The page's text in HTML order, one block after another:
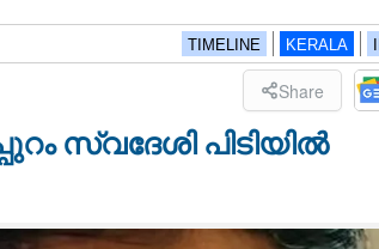
TIMELINE KERALA
Share
സ്വദേശി പിടിയിൽ